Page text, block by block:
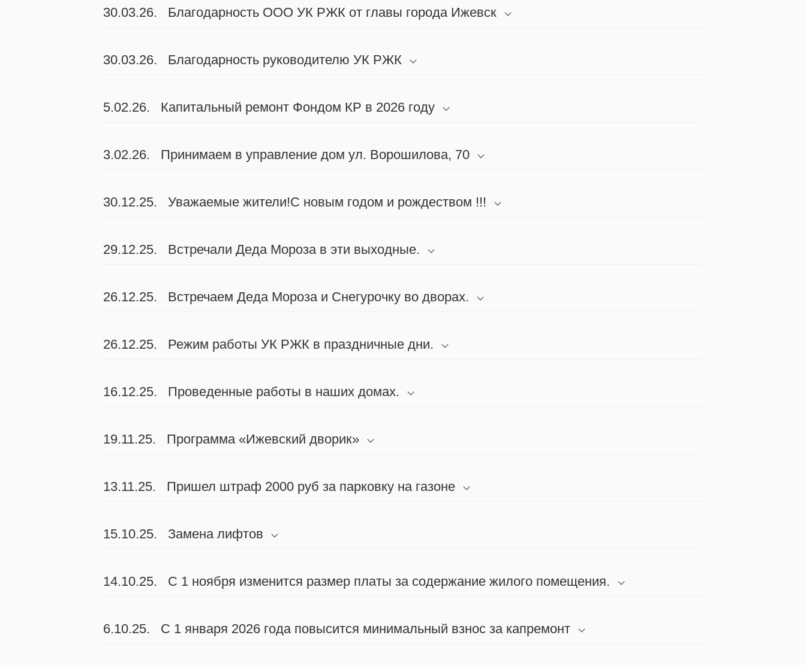
30.03.26. Благодарность ООО УК РЖК от главы города Ижевск
30.03.26. Благодарность руководителю УК РЖК
5.02.26. Капитальный ремонт Фондом КР в 2026 году
3.02.26. Принимаем в управление дом ул. Ворошилова, 70
30.12.25. Уважаемые жители!С новым годом и рождеством !!!
29.12.25. Встречали Деда Мороза в эти выходные.
26.12.25. Встречаем Деда Мороза и Снегурочку во дворах.
26.12.25. Режим работы УК РЖК в праздничные дни.
16.12.25. Проведенные работы в наших домах.
19.11.25. Программа «Ижевский дворик»
13.11.25. Пришел штраф 2000 руб за парковку на газоне
15.10.25. Замена лифтов
14.10.25. С 1 ноября изменится размер платы за содержание жилого помещения.
6.10.25. С 1 января 2026 года повысится минимальный взнос за капремонт